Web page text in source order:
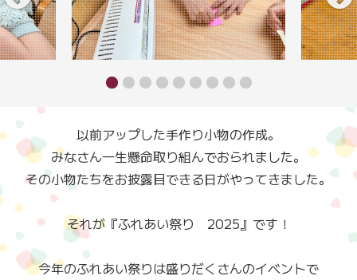
以前アップした手作り小物の作成。
みなさん一生懸命取り組んでおられました。
その小物たちをお披露目できる日がやってきました。
それが『ふれあい祭り 2025』です！
今年のふれあい祭りは盛りだくさんのイベントで